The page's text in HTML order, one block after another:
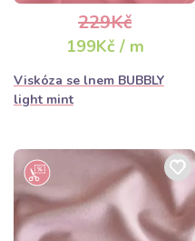
hodin
229Kč
199Kč / m
Viskóza se lnem BUBBLY
light mint